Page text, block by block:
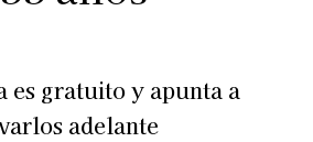
es gratuito y apunta a
adelante